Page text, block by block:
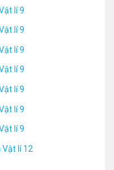
lí 9
lí 9
lí 9
lí 9
lí 9
lí 9
lí 9
Vật lí 12